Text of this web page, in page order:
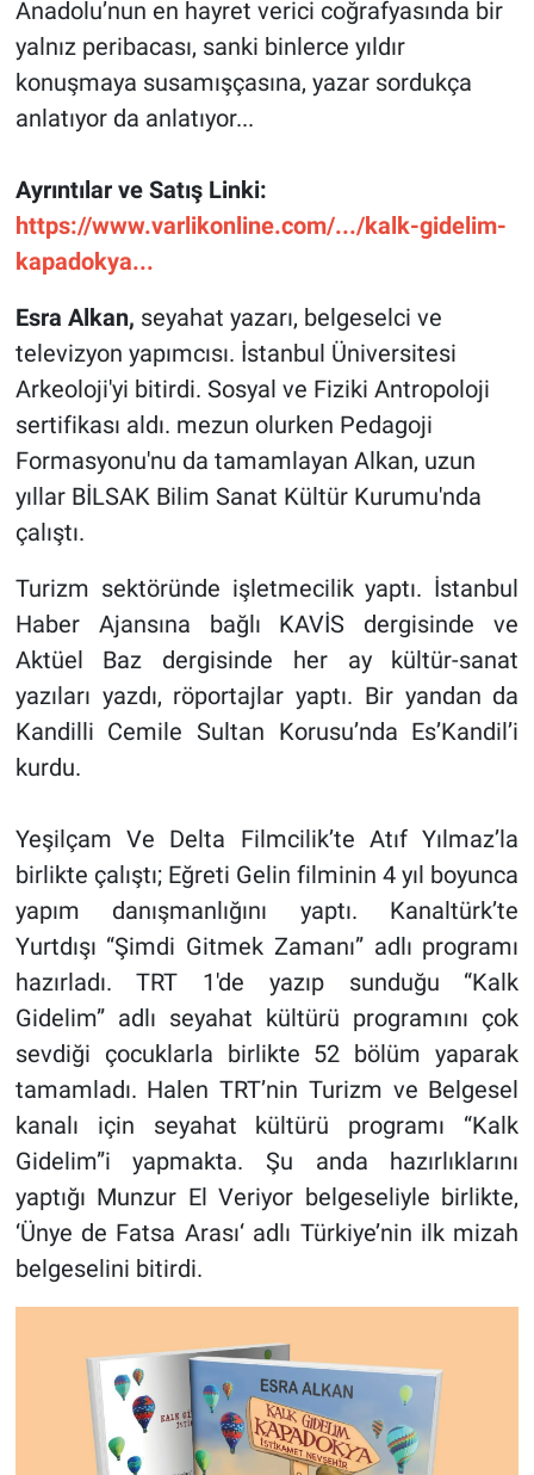
Anadolu’nun en hayret verici coğrafyasında bir
yalnız peribacası, sanki binlerce yıldır
konuşmaya susamışçasına, yazar sordukça
anlatıyor da anlatıyor...
Ayrıntılar ve Satış Linki:
https://www.varlikonline.com/.../kalk-gidelim-
kapadokya...
Esra Alkan, seyahat yazarı, belgeselci ve
televizyon yapımcısı. İstanbul Üniversitesi
Arkeoloji'yi bitirdi. Sosyal ve Fiziki Antropoloji
sertifikası aldı. mezun olurken Pedagoji
Formasyonu'nu da tamamlayan Alkan, uzun
yıllar BİLSAK Bilim Sanat Kültür Kurumu'nda
çalıştı.
Turizm sektöründe işletmecilik yaptı. İstanbul
Haber Ajansına bağlı KAVİS dergisinde ve
Aktüel Baz dergisinde her ay kültür-sanat
yazıları yazdı, röportajlar yaptı. Bir yandan da
Kandilli Cemile Sultan Korusu’nda Es’Kandil’i
kurdu.
Yeşilçam Ve Delta Filmcilik’te Atıf Yılmaz’la
birlikte çalıştı; Eğreti Gelin filminin 4 yıl boyunca
yapım danışmanlığını yaptı. Kanaltürk’te
Yurtdışı “Şimdi Gitmek Zamanı” adlı programı
hazırladı. TRT 1'de yazıp sunduğu “Kalk
Gidelim” adlı seyahat kültürü programını çok
sevdiği çocuklarla birlikte 52 bölüm yaparak
tamamladı. Halen TRT’nin Turizm ve Belgesel
kanalı için seyahat kültürü programı “Kalk
Gidelim”i yapmakta. Şu anda hazırlıklarını
yaptığı Munzur El Veriyor belgeseliyle birlikte,
‘Ünye de Fatsa Arası‘ adlı Türkiye’nin ilk mizah
belgeselini bitirdi.